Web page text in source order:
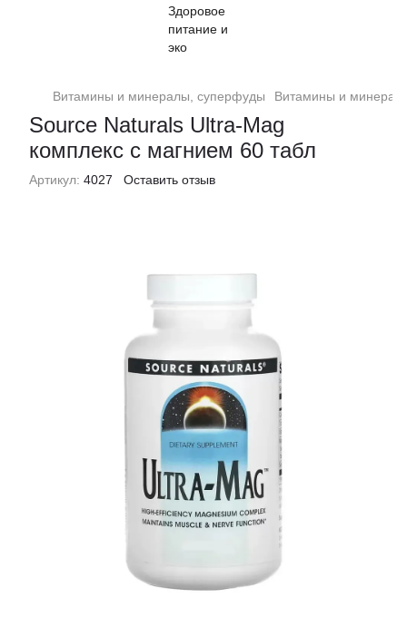
Витамины и минералы, суперфуды Витамины и
Source Naturals Ultra-Mag
комплекс с магнием 60 табл
Артикул: 4027 Оставить отзыв